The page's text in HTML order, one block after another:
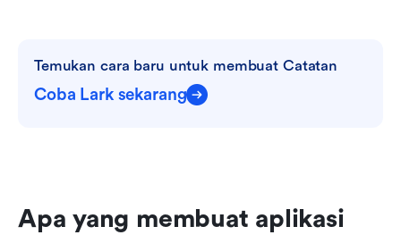
Temukan cara baru untuk membuat Catatan
Coba Lark sekarang
Apa yang membuat aplikasi